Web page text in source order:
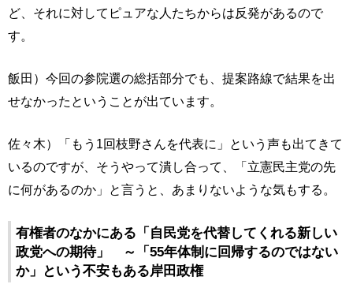
ど、それに対してピュアな人たちからは反発があるので
す。
飯田）今回の参院選の総括部分でも、提案路線で結果を出
せなかったということが出ています。
佐々木）「もう1回枝野さんを代表に」という声も出てきて
いるのですが、そうやって潰し合って、「立憲民主党の先
に何があるのか」と言うと、あまりないような気もする。
有権者のなかにある「自民党を代替してくれる新しい
政党への期待」 ～「55年体制に回帰するのではない
か」という不安もある岸田政権